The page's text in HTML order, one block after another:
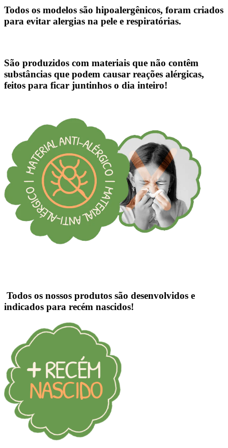
Todos os modelos são hipoalergênicos, foram criados
para evitar alergias na pele e respiratórias.
São produzidos com materiais que não contêm
substâncias que podem causar reações alérgicas,
feitos para ficar juntinhos o dia inteiro!
Todos os nossos produtos são desenvolvidos e
indicados para recém nascidos!